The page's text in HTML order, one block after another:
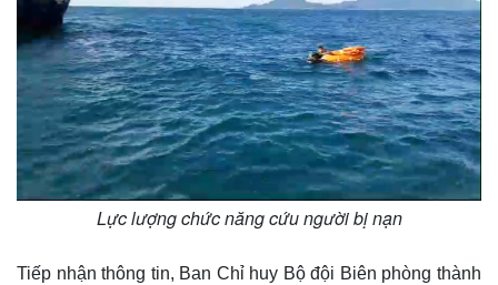
Lực lượng chức năng cứu người bị nạn
Tiếp nhận thông tin, Ban Chỉ huy Bộ đội Biên phòng thành